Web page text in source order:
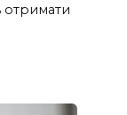
отримати